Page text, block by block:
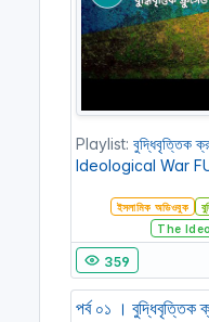
Playlist: বুদ্ধিবৃত্তিক
Ideological War
ইসলামিক অডিওবুক
The
359
পর্ব ০১ । বুদ্ধিবৃত্তিক